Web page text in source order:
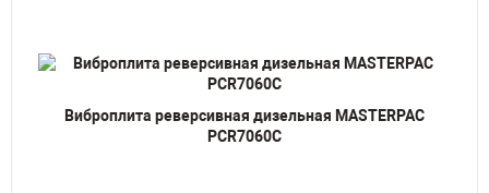
Виброплита реверсивная дизельная MASTERPAC
PCR7060C